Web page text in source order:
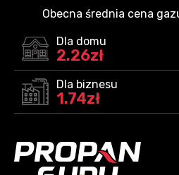
Obecna średnia cena
Dla domu
2.26zł
Dla biznesu
1.74zł